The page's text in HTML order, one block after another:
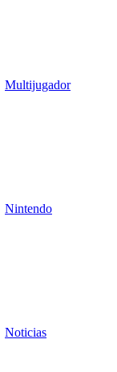
Multijugador
Nintendo
Noticias